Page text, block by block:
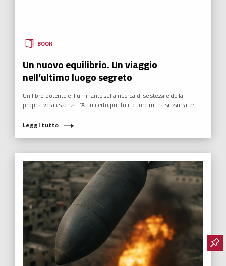
BOOK
Un nuovo equilibrio. Un viaggio
nell’ultimo luogo segreto
Un libro potente e illuminante sulla ricerca di sé stessi e della
propria vera essenza. “A un certo punto il cuore mi ha sussurrato: ...
Leggi tutto